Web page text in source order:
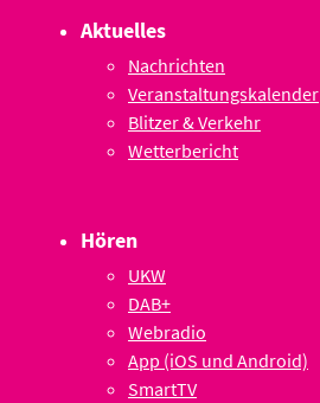
Aktuelles
Nachrichten
Veranstaltungskalender
Blitzer & Verkehr
Wetterbericht
Hören
UKW
DAB+
Webradio
App (iOS und Android)
SmartTV